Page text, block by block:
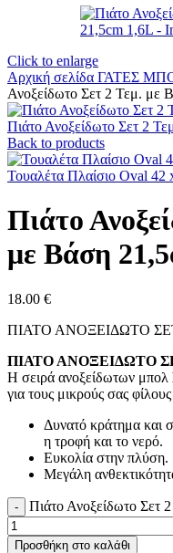
Click to enlarge
Αρχική σελίδα ΓΑΤΕΣ
Ανοξείδωτο Σετ 2 Τεμ. με
Πιάτο Ανοξείδωτο Σετ 2
Back to products
Τουαλέτα Πλαίσιο Oval 42
Πιάτο
με Βάση
18.00 €
ΠΙΑΤΟ ΑΝΟΞΕΙΔΩΤΟ
ΠΙΑΤΟ ΑΝΟΞΕΙΔΩΤΟ
Η σειρά ανοξείδωτων μπολ
για τους μικρούς σας
Δυνατό κράτημα και
η τροφή και το νερό.
Ευκολία στην πλύση.
Μεγάλη
Πιάτο Ανοξείδωτο Σετ
Προσθήκη στο καλάθι